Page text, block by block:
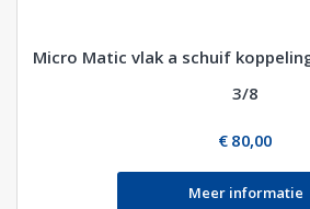
Micro Matic vlak a schuif
3/8
€ 80,00
Meer informatie